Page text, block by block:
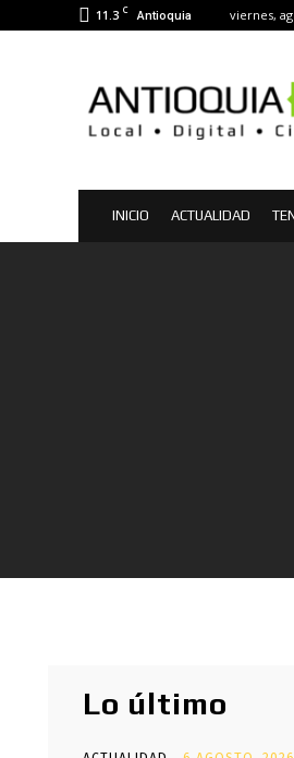
11.3 C Antioquia viernes,
Hoy
|
Noticias
Antioquia
INICIO ACTUALIDAD
Lo último